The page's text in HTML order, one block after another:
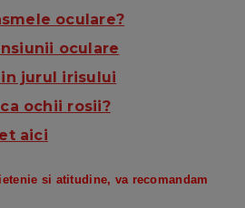
oculare?
oculare
jurul irisului
ochii rosii?
aici
si atitudine, va recomandam